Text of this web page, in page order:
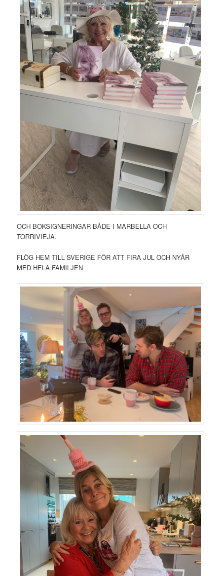
OCH BOKSIGNERINGAR BÅDE I MARBELLA OCH
TORRIVIEJA.
FLÖG HEM TILL SVERIGE FÖR ATT FIRA JUL OCH NYÅR
MED HELA FAMILJEN